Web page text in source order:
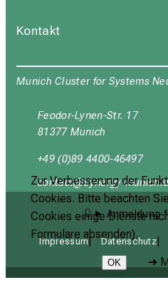
Zur Verbesserung der
Cookies. Bitte beachten
Cookies einige Dienste
Formulare absenden).
OK ➜
Kontakt
Munich Cluster for Systems
Feodor-Lynen-Str. 17
81377 Munich
+49 (0)89 4400-46497
yüubgyb
Anmeldung
Impressum Datenschutz